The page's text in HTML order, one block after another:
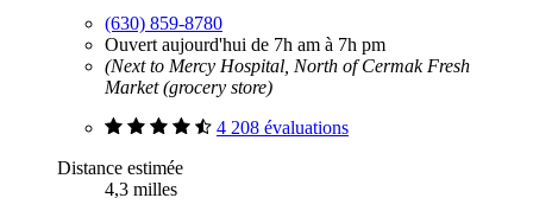
(630) 859-8780
Ouvert aujourd'hui de 7h am à 7h pm
(Next to Mercy Hospital, North of Cermak Fresh
Market (grocery store)
4 208 évaluations
Distance estimée
4,3 milles